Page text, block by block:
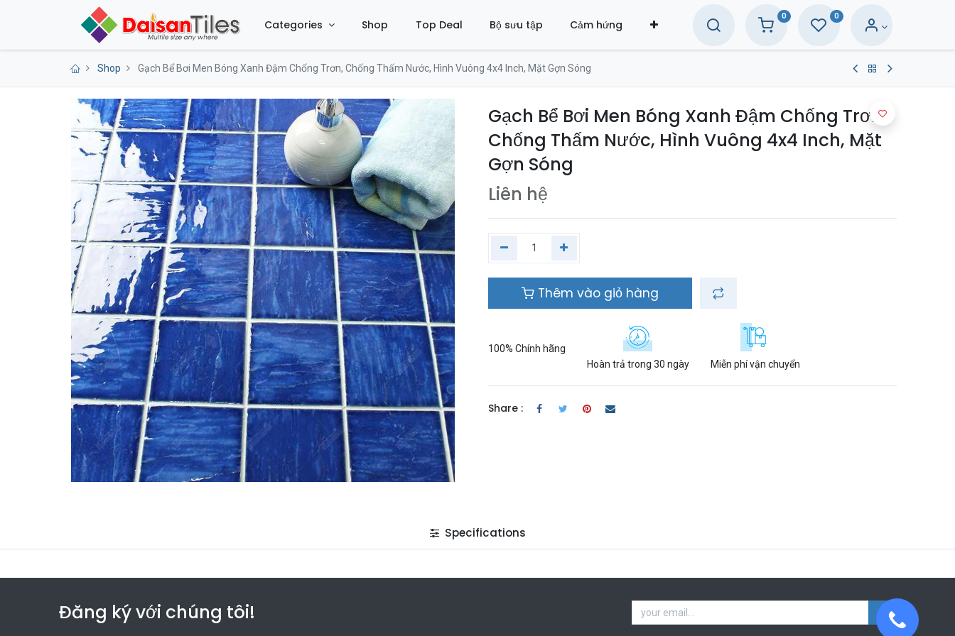
Categories Shop Top Deal Bộ sưu tập Cảm hứng
0 0
Shop Gạch Bể Bơi Men Bóng Xanh Đậm Chống Trơn, Chống Thấm Nước, Hình Vuông 4x4 Inch, Mặt Gợn Sóng
Gạch Bể Bơi Men Bóng Xanh Đậm Chống Trơn,
Chống Thấm Nước, Hình Vuông 4x4 Inch, Mặt
Gợn Sóng
Liên hệ
Thêm vào giỏ hàng
100% Chính hãng
Hoàn trả trong 30 ngày
Miễn phí vận chuyển
Share :
Specifications
Đăng ký với chúng tôi!